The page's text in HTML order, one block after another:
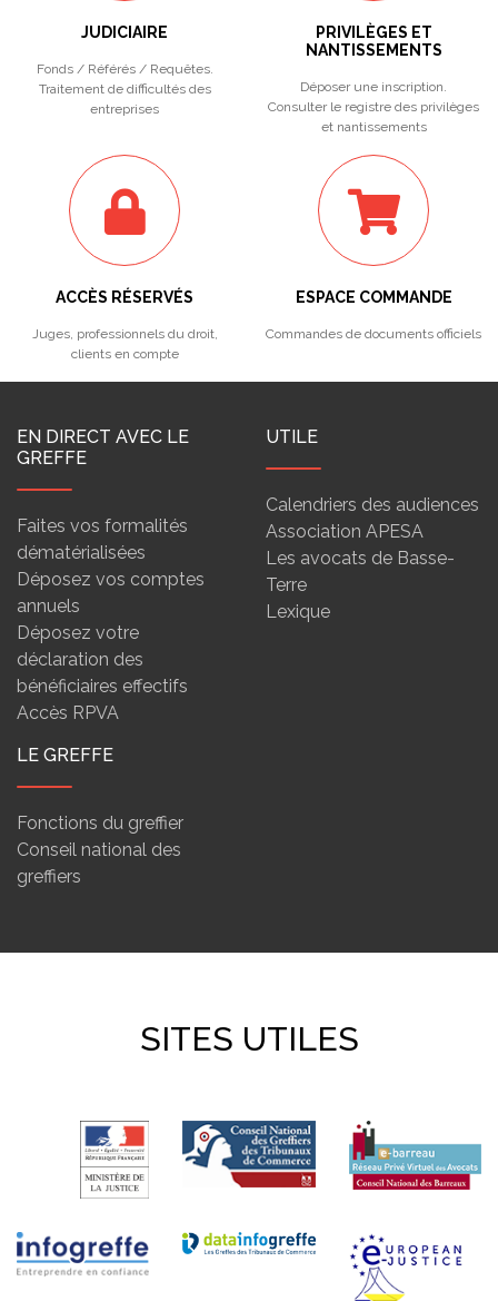
JUDICIAIRE
Fonds / Référés / Requêtes.
Traitement de difficultés des
entreprises
PRIVILÈGES ET
NANTISSEMENTS
Déposer une inscription.
Consulter le registre des privilèges
et nantissements
ACCÈS RÉSERVÉS
Juges, professionnels du droit,
clients en compte
ESPACE COMMANDE
Commandes de documents officiels
EN DIRECT AVEC LE
GREFFE
Faites vos formalités
dématérialisées
Déposez vos comptes
annuels
Déposez votre
déclaration des
bénéficiaires effectifs
Accès RPVA
UTILE
Calendriers des audiences
Association APESA
Les avocats de Basse-
Terre
Lexique
LE GREFFE
Fonctions du greffier
Conseil national des
greffiers
SITES UTILES